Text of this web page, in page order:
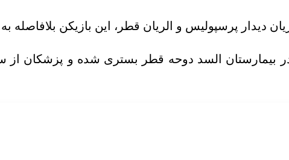
دیدار پرسپولیس و الریان قطر، این بازیکن
بیمارستان السد دوحه قطر بستری شده و پزشکان